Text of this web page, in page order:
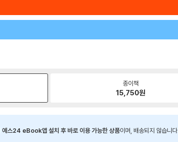
종이책
15,750원
예스24 eBook앱 설치 후 바로 이용 가능한 상품이며, 배송되지 않습니다.